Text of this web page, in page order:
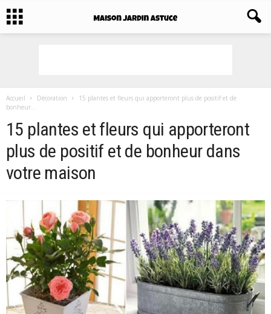
Accueil Décoration
15 plantes et fleurs qui apporteront plus de positif et de
bonheur...
15 plantes et fleurs qui apporteront
plus de positif et de bonheur dans
votre maison